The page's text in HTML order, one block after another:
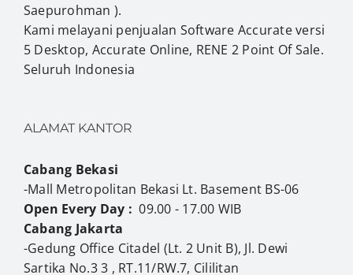
Saepurohman ).
Kami melayani penjualan Software Accurate versi
5 Desktop, Accurate Online, RENE 2 Point Of Sale.
Seluruh Indonesia
ALAMAT KANTOR
Cabang Bekasi
-Mall Metropolitan Bekasi Lt. Basement BS-06
Open Every Day : 09.00 - 17.00 WIB
Cabang Jakarta
-Gedung Office Citadel (Lt. 2 Unit B), Jl. Dewi
Sartika No.3 3 , RT.11/RW.7, Cililitan